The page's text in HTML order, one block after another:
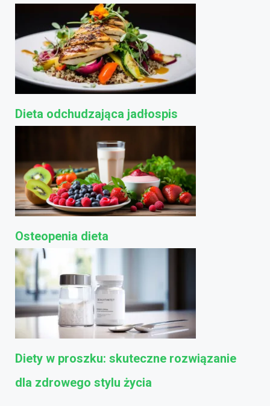
Dieta odchudzająca jadłospis
Osteopenia dieta
Diety w proszku: skuteczne rozwiązanie
dla zdrowego stylu życia